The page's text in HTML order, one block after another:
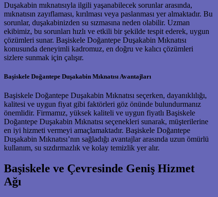
Duşakabin mıknatısıyla ilgili yaşanabilecek sorunlar arasında,
mıknatısın zayıflaması, kırılması veya paslanması yer almaktadır. Bu
sorunlar, duşakabinizden su sızmasına neden olabilir. Uzman
ekibimiz, bu sorunları hızlı ve etkili bir şekilde tespit ederek, uygun
çözümleri sunar. Başiskele Doğantepe Duşakabin Mıknatısı
konusunda deneyimli kadromuz, en doğru ve kalıcı çözümleri
sizlere sunmak için çalışır.
Başiskele Doğantepe Duşakabin Mıknatısı Avantajları
Başiskele Doğantepe Duşakabin Mıknatısı seçerken, dayanıklılığı,
kalitesi ve uygun fiyat gibi faktörleri göz önünde bulundurmanız
önemlidir. Firmamız, yüksek kaliteli ve uygun fiyatlı Başiskele
Doğantepe Duşakabin Mıknatısı seçenekleri sunarak, müşterilerine
en iyi hizmeti vermeyi amaçlamaktadır. Başiskele Doğantepe
Duşakabin Mıknatısı’nın sağladığı avantajlar arasında uzun ömürlü
kullanım, su sızdırmazlık ve kolay temizlik yer alır.
Başiskele ve Çevresinde Geniş Hizmet
Ağı